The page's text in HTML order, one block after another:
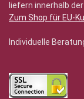
liefern innerhalb
Zum Shop für EU-
Individuelle